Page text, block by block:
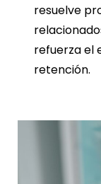
resuelve
refuerza el
retención.